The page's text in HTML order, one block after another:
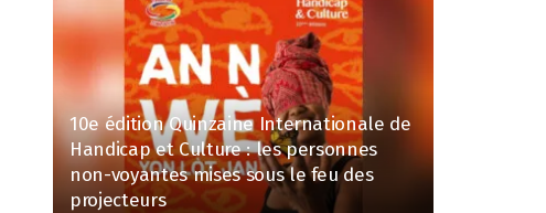
10e édition Quinzaine Internationale de
Handicap et Culture : les personnes
non-voyantes mises sous le feu des
projecteurs